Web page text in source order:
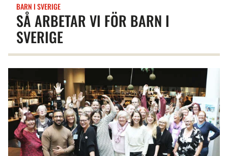
SÅ ARBETAR VI FÖR BARN I
SVERIGE
BARN I SVERIGE